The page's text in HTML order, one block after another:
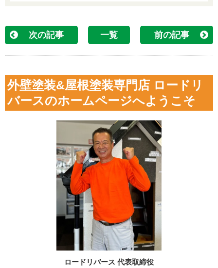
次の記事 一覧 前の記事
外壁塗装&屋根塗装専門店 ロードリ
バースのホームページへようこそ
ロードリバース 代表取締役